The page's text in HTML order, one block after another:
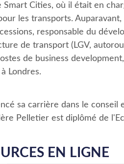
Smart Cities, où il était en
les transports.
responsable du
de transport (LGV,
de business
Londres.
sa carrière dans le
Pelletier est diplômé de
EN LIGNE